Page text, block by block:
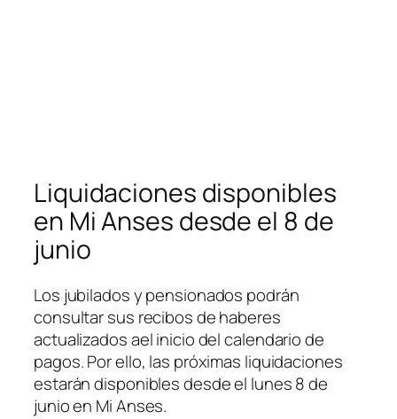
Liquidaciones disponibles
en Mi Anses desde el 8 de
junio
Los jubilados y pensionados podrán
consultar sus recibos de haberes
actualizados ael inicio del calendario de
pagos. Por ello, las próximas liquidaciones
estarán disponibles desde el lunes 8 de
junio en Mi Anses.